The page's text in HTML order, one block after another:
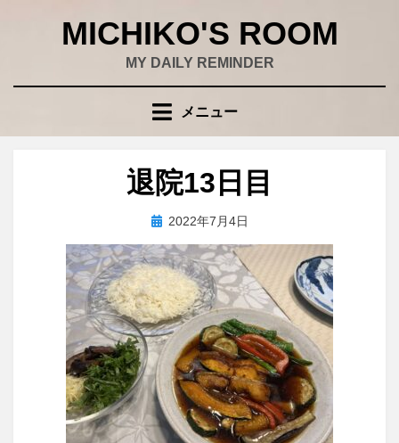
MICHIKO'S ROOM
MY DAILY REMINDER
メニュー
退院13日目
投稿者wad
投
日:
2022年7月4日